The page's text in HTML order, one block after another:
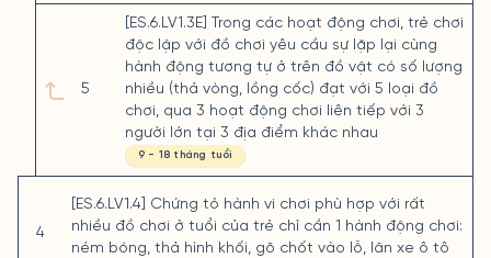
5
[ES.6.LV1.3E] Trong các hoạt động chơi, trẻ chơi
độc lập với đồ chơi yêu cầu sự lặp lại cùng
hành động tương tự ở trên đồ vật có số lượng
nhiều (thả vòng, lồng cốc) đạt với 5 loại đồ
chơi, qua 3 hoạt động chơi liên tiếp với 3
người lớn tại 3 địa điểm khác nhau
9 - 18 tháng tuổi
4
[ES.6.LV1.4] Chứng tỏ hành vi chơi phù hợp với rất
nhiều đồ chơi ở tuổi của trẻ chỉ cần 1 hành động chơi:
ném bóng, thả hình khối, gõ chốt vào lỗ, lăn xe ô tô